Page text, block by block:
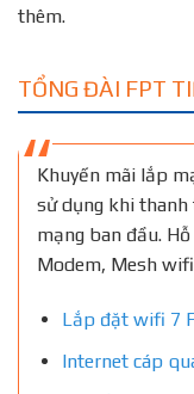
thêm.
TỔNG ĐÀI FPT
Khuyến mãi lắp
sử dụng khi
mạng ban đầu.
Modem, Mesh
Lắp đặt wifi 7
Internet cáp